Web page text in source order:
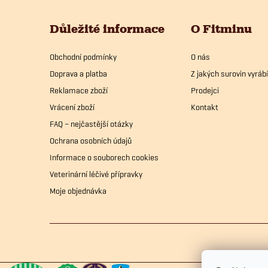
Důležité informace
Obchodní podmínky
Doprava a platba
Reklamace zboží
Vrácení zboží
FAQ – nejčastější otázky
Ochrana osobních údajů
Informace o souborech cookies
Veterinární léčivé přípravky
Moje objednávka
O Fitminu
O nás
Z jakých surovin
Prodejci
Kontakt